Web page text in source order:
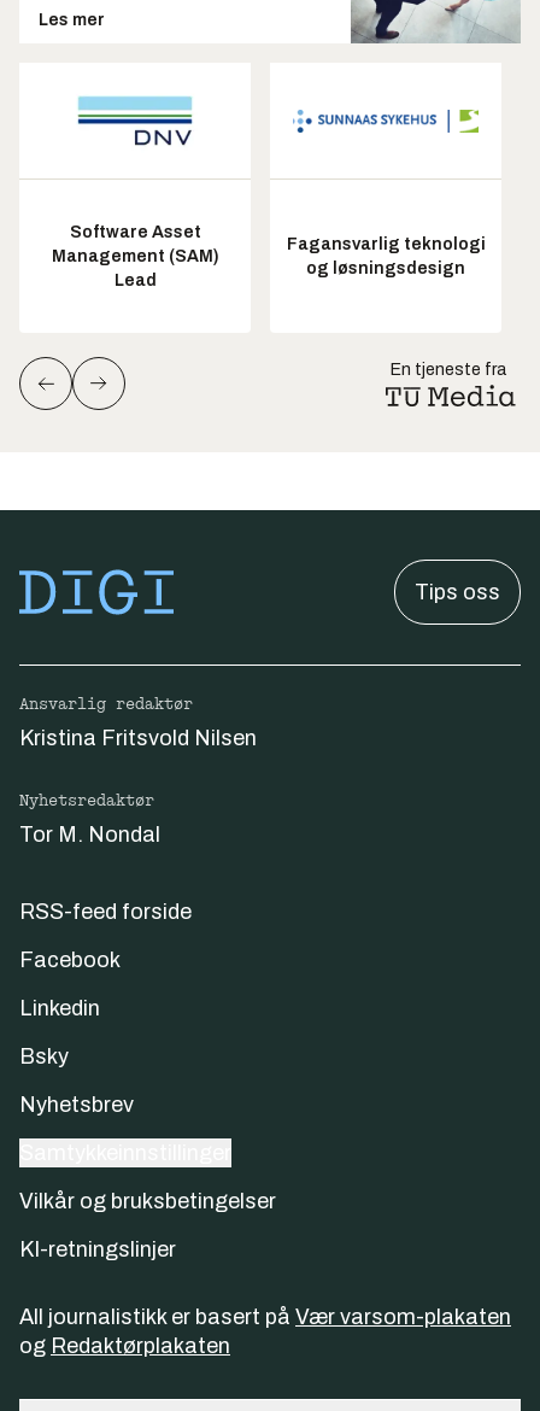
Les mer
Software Asset
Management (SAM)
Lead
Fagansvarlig teknologi
og løsningsdesign
En tjeneste fra
Tips oss
Ansvarlig redaktør
Kristina Fritsvold Nilsen
Nyhetsredaktør
Tor M. Nondal
RSS-feed forside
Facebook
Linkedin
Bsky
Nyhetsbrev
Vilkår og bruksbetingelser
KI-retningslinjer
All journalistikk er basert på Vær varsom-plakaten
og Redaktørplakaten